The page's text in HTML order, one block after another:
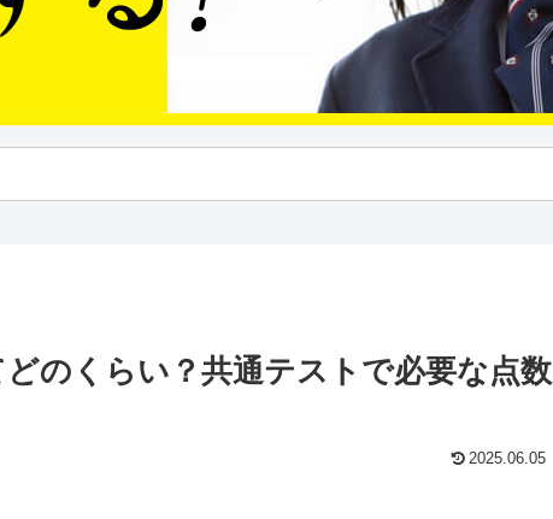
のくらい？共通テストで必要な点数
2025.06.05